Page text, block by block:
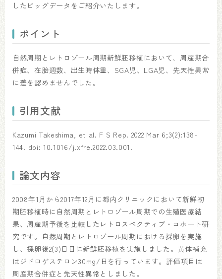
したビッグデータをご紹介いたします。
ポイント
自然周期とレトロゾール周期新鮮胚移植において、周産期合
併症、在胎週数、出生時体重、SGA児、LGA児、先天性異常
に差を認めませんでした。
引用文献
Kazumi Takeshima, et al. F S Rep. 2022 Mar 6;3(2):138-
144. doi: 10.1016/j.xfre.2022.03.001.
論文内容
2008年1月から2017年12月に都内クリニックにおいて新鮮初
期胚移植時に自然周期とレトロゾール周期での生殖医療結
果、周産期予後を比較したレトロスペクティブ・コホート研
究です。自然周期とレトロゾール周期における採卵を実施
し、採卵後2(3)日目に新鮮胚移植を実施しました。黄体補充
はジドロゲステロン30mg/日を行っています。評価項目は
周産期合併症と先天性異常としました。